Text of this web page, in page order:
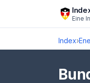
Zum Hauptinhalt
Eine
Index›